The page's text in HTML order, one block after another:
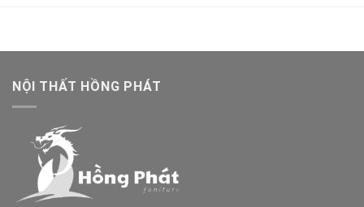
NỘI THẤT HỒNG PHÁT